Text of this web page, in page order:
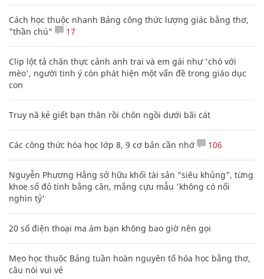
Cách học thuộc nhanh Bảng công thức lượng giác bằng thơ,
"thần chú"
17
Clip lột tả chân thực cảnh anh trai và em gái như 'chó với
mèo', người tinh ý còn phát hiện một vấn đề trong giáo dục
con
Truy nã kẻ giết bạn thân rồi chôn ngồi dưới bãi cát
Các công thức hóa học lớp 8, 9 cơ bản cần nhớ 106
Nguyễn Phương Hằng sở hữu khối tài sản "siêu khủng", từng
khoe sổ đỏ tính bằng cân, mắng cựu mẫu 'không có nổi
nghìn tỷ'
20 số điện thoại ma ám bạn không bao giờ nên gọi
Mẹo học thuộc Bảng tuần hoàn nguyên tố hóa học bằng thơ,
câu nói vui vẻ